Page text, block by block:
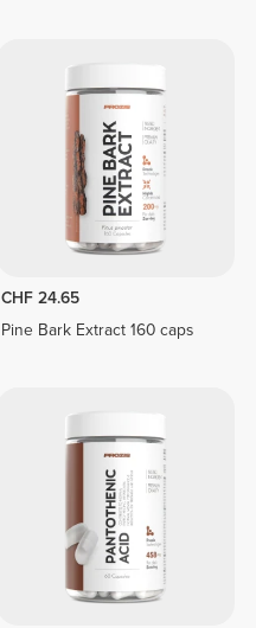
CHF 24.65
Pine Bark Extract 160 caps